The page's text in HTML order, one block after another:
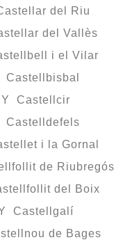
del Riu
del Vallès
i el Vilar
Castellcir
Castelldefels
i la Gornal
de Riubregós
del Boix
Castellgalí
de Bages